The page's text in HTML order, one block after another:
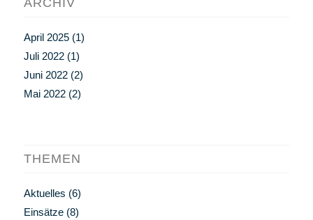
ARCHIV
April 2025(1)
Juli 2022(1)
Juni 2022(2)
Mai 2022(2)
THEMEN
Aktuelles (6)
Einsätze(8)